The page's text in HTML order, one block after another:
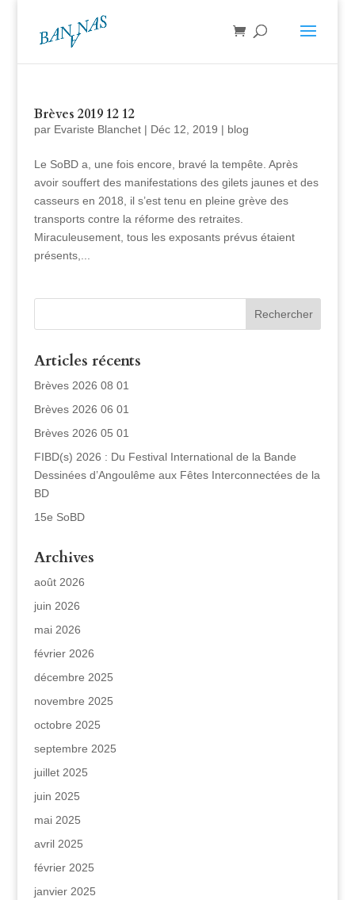
Brèves 2019 12 12
par Evariste Blanchet| Déc 12, 2019 | blog
Le SoBD a, une fois encore, bravé la tempête. Après
avoir souffert des manifestations des gilets jaunes et des
casseurs en 2018, il s’est tenu en pleine grève des
transports contre la réforme des retraites.
Miraculeusement, tous les exposants prévus étaient
présents,...
Articles récents
Brèves 2026 08 01
Brèves 2026 06 01
Brèves 2026 05 01
FIBD(s) 2026 : Du Festival International de la Bande
Dessinées d’Angoulême aux Fêtes Interconnectées de la
BD
15e SoBD
Archives
août 2026
juin 2026
mai 2026
février 2026
décembre 2025
novembre 2025
octobre 2025
septembre 2025
juillet 2025
juin 2025
mai 2025
avril 2025
février 2025
janvier 2025